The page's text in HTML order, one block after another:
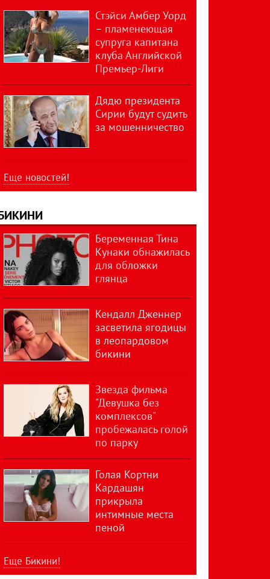
Стэйси Амбер Уорд
– пламенеющая
супруга капитана
клуба Английской
Премьер-Лиги
Дядю президента
Сирии будут судить
за мошенничество
Еще новостей!
Беременная Тина
Кунаки обнажилась
для обложки
глянца
Кендалл Дженнер
засветила ягодицы
в леопардовом
бикини
Звезда фильма
"Девушка без
комплексов"
пробежалась голой
по парку
Голая Кортни
Кардашян
прикрыла
интимные места
пеной
Еще Бикини!